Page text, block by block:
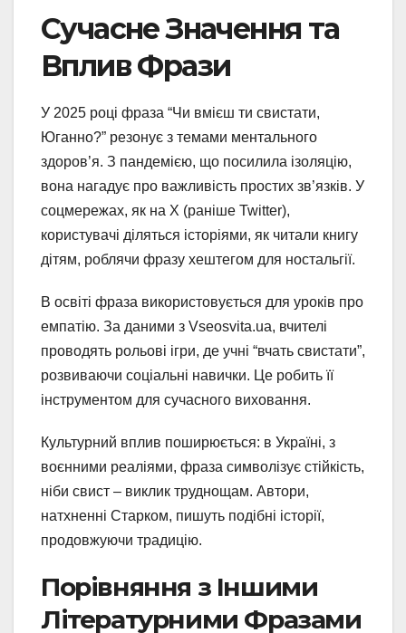
Сучасне Значення та
Вплив Фрази
У 2025 році фраза “Чи вмієш ти свистати,
Юганно?” резонує з темами ментального
здоров’я. З пандемією, що посилила ізоляцію,
вона нагадує про важливість простих зв’язків. У
соцмережах, як на X (раніше Twitter),
користувачі діляться історіями, як читали книгу
дітям, роблячи фразу хештегом для ностальгії.
В освіті фраза використовується для уроків про
емпатію. За даними з Vseosvita.ua, вчителі
проводять рольові ігри, де учні “вчать свистати”,
розвиваючи соціальні навички. Це робить її
інструментом для сучасного виховання.
Культурний вплив поширюється: в Україні, з
воєнними реаліями, фраза символізує стійкість,
ніби свист – виклик труднощам. Автори,
натхненні Старком, пишуть подібні історії,
продовжуючи традицію.
Порівняння з Іншими
Літературними Фразами